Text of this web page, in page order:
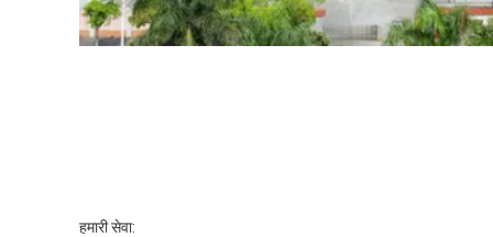
हमारी सेवा: